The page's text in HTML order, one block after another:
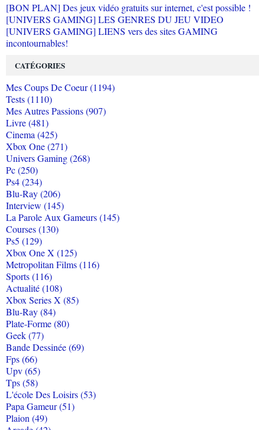
[BON PLAN] Des jeux vidéo gratuits sur internet, c'est possible !
[UNIVERS GAMING] LES GENRES DU JEU VIDEO
[UNIVERS GAMING] LIENS vers des sites GAMING
incontournables!
CATÉGORIES
Mes Coups De Coeur (1194)
Tests (1110)
Mes Autres Passions (907)
Livre (481)
Cinema (425)
Xbox One (271)
Univers Gaming (268)
Pc (250)
Ps4 (234)
Blu-Ray (206)
Interview (145)
La Parole Aux Gameurs (145)
Courses (130)
Ps5 (129)
Xbox One X (125)
Metropolitan Films (116)
Sports (116)
Actualité (108)
Xbox Series X (85)
Blu-Ray (84)
Plate-Forme (80)
Geek (77)
Bande Dessinée (69)
Fps (66)
Upv (65)
Tps (58)
L'école Des Loisirs (53)
Papa Gameur (51)
Plaion (49)